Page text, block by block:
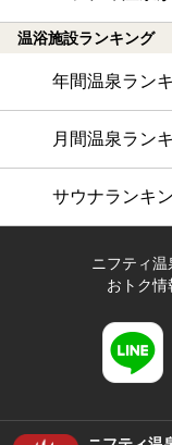
温浴施設ランキング
年間温泉ラン
月間温泉ラン
サウナランキ
ニフティ
おトク情